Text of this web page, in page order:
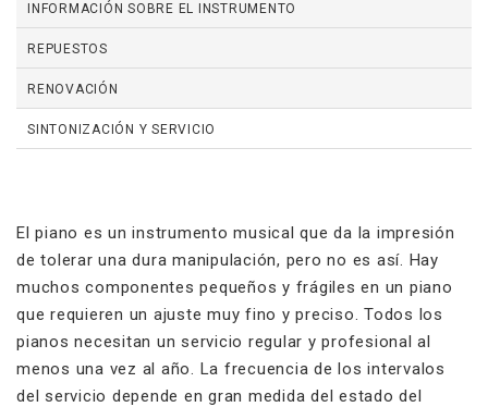
INFORMACIÓN SOBRE EL INSTRUMENTO
REPUESTOS
RENOVACIÓN
SINTONIZACIÓN Y SERVICIO
El piano es un instrumento musical que da la impresión
de tolerar una dura manipulación, pero no es así. Hay
muchos componentes pequeños y frágiles en un piano
que requieren un ajuste muy fino y preciso. Todos los
pianos necesitan un servicio regular y profesional al
menos una vez al año. La frecuencia de los intervalos
del servicio depende en gran medida del estado del